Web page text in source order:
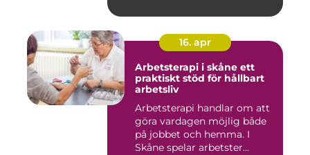
16. apr
Arbetsterapi i skåne ett
praktiskt stöd för hållbart
arbetsliv
Arbetsterapi handlar om att
göra vardagen möjlig både
på jobbet och hemma. I
Skåne spelar arbetster...